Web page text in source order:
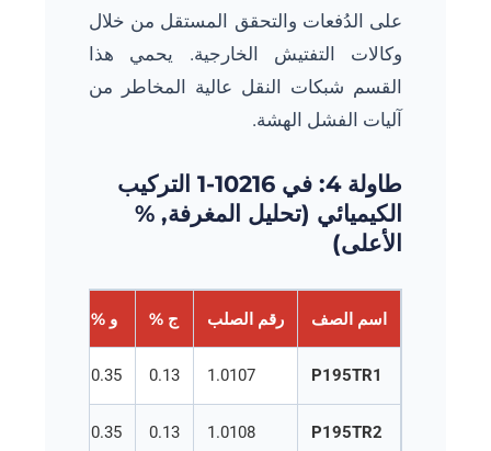
على الدُفعات والتحقق المستقل من خلال
وكالات التفتيش الخارجية. يحمي هذا
القسم شبكات النقل عالية المخاطر من
آليات الفشل الهشة.
طاولة 4: في 10216-1 التركيب
الكيميائي (تحليل المغرفة, %
الأعلى)
اسم الصف رقم الصلب ج % و %
P195TR1
1.0107
0.13
0.35
P195TR2
1.0108
0.13
0.35